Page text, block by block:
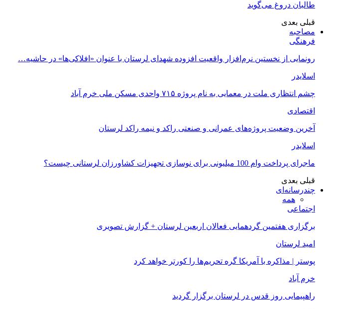
طالبان دروغ می‌گوید
قبلی بعدی
مصاحبه
فرهنگی
رونمایی از نخستین نرم‌افزار واقعیت افزوده شهدای لرستان با عنوان «افلاکی‌ها» در حاشیه…
اسلایدر
چشم انتظاری ملت در معمایی به نام پروژه ۷۱۵ واحدی مسکن ملی خرم آباد
اقتصادی
آخرین وضعیت پروژه‌های عمرانی و صنعتی راکد و نیمه راکد لرستان
اسلایدر
ماجرای پرداخت وام 100 میلیونی برای نوسازی تجهیزات کشاورزان لرستانی چیست؟
قبلی بعدی
چندرسانه‌ای
همه
اجتماعی
برگزاری هفتمین گردهمایی فعالان اربعین لرستان + گزارش تصویری
امید لرستان
پوستر | مذاکره با آمریکا گره تحریم‌ها را کورتر خواهد کرد
خرم آباد
راهپیمایی روز قدس در لرستان برگزار گردید